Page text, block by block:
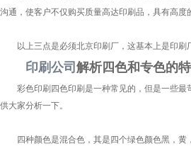
沟通，使客户不仅购买质量高达印刷品，具有高度
以上三点是必须北京印刷厂，这基本上是印刷
印刷公司 解析四色和专色的
彩色印刷四色印刷是一种常见的，但是一些最
供大家分析一下。
四种颜色是混合色，其是四个绿色颜色黑，黄